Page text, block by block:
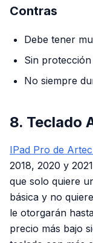
Contras
Debe tener
Sin
No siempre
8. Teclado
IPad Pro de
2018, 2020 y
que solo quiere
básica y no
le otorgarán
precio más bajo